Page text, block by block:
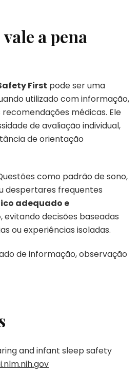
a pena
First pode ser uma
utilizado com informação,
médicas. Ele
de avaliação individual,
de orientação
como padrão de sono,
despertares frequentes
adequado e
, evitando decisões baseadas
ou experiências isoladas.
de informação, observação
and infant sleep safety